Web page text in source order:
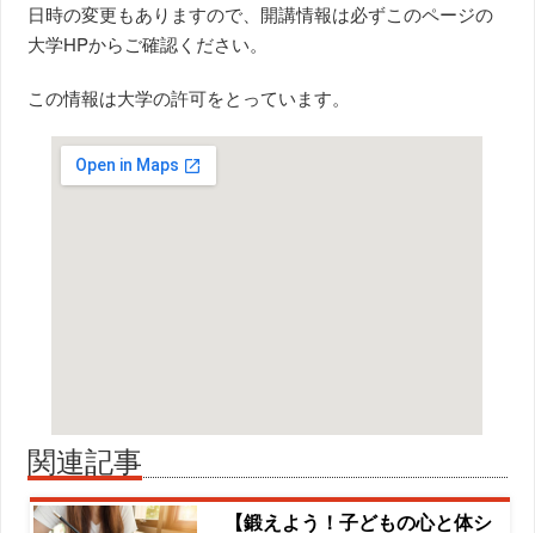
日時の変更もありますので、開講情報は必ずこのページの
大学HPからご確認ください。
この情報は大学の許可をとっています。
関連記事
【鍛えよう！子どもの心と体シ